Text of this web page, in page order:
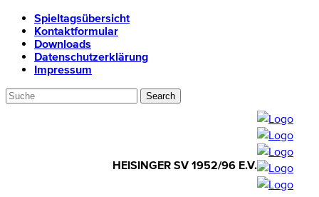
Spieltagsübersicht
Kontaktformular
Downloads
Datenschutzerklärung
Impressum
HEISINGER SV 1952/96 E.V.